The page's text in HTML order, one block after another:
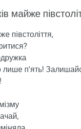
майже
півстоліття,
лише п'ять!